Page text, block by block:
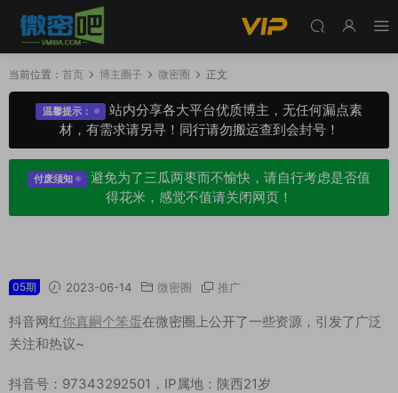
当前位置： 首页 博主圈子 微密圈 正文
温馨提示：
站内分享各大平台优质博主，无任何漏点素
材，有需求请另寻！同行请勿搬运查到会封号！
付废须知
避免为了三瓜两枣而不愉快，请自行考虑是否值
得花米，感觉不值请关闭网页！
05期 2023-06-14 微密圈 推广
抖音网红你真嗣个笨蛋在微密圈上公开了一些资源，引发了广泛
关注和热议~
抖音号：97343292501，IP属地：陕西21岁